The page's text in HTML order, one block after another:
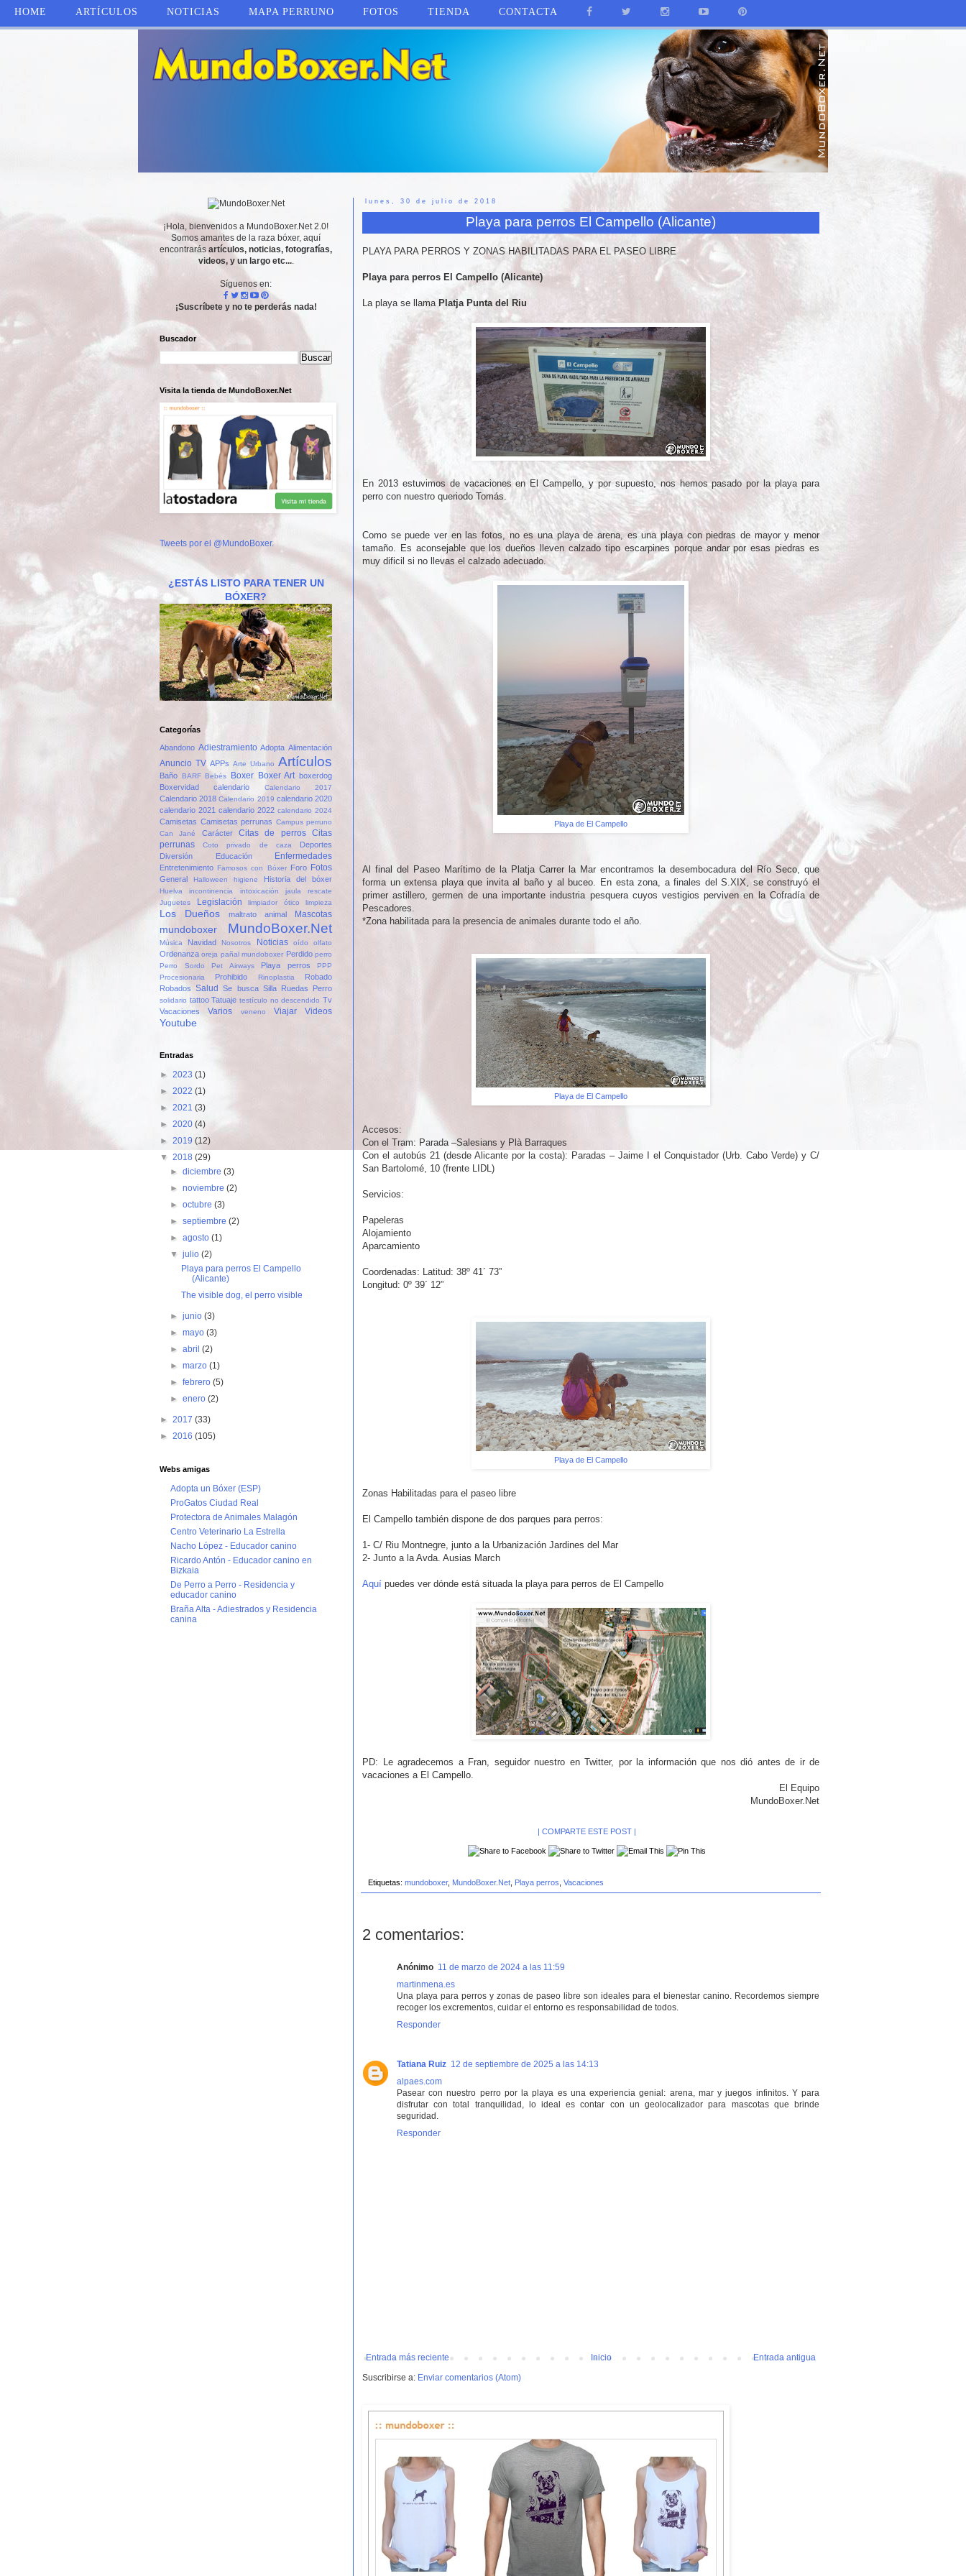
HOME ARTÍCULOS NOTICIAS MAPA PERRUNO FOTOS TIENDA CONTACTA
lunes, 30 de julio de 2018
Playa para perros El Campello (Alicante)
PLAYA PARA PERROS Y ZONAS HABILITADAS PARA EL PASEO LIBRE
Playa para perros El Campello (Alicante)
La playa se llama Platja Punta del Riu
En 2013 estuvimos de vacaciones en El Campello, y por supuesto, nos hemos pasado por la playa para
perro con nuestro queriodo Tomás.
Como se puede ver en las fotos, no es una playa de arena, es una playa con piedras de mayor y menor
tamaño. Es aconsejable que los dueños lleven calzado tipo escarpines porque andar por esas piedras es
muy dificil si no llevas el calzado adecuado.
Playa de El Campello
Al final del Paseo Marítimo de la Platja Carrer la Mar encontramos la desembocadura del Río Seco, que
forma un extensa playa que invita al baño y al buceo. En esta zona, a finales del S.XIX, se construyó el
primer astillero, germen de una importante industria pesquera cuyos vestigios perviven en la Cofradía de
Pescadores.
*Zona habilitada para la presencia de animales durante todo el año.
Playa de El Campello
Accesos:
Con el Tram: Parada –Salesians y Plà Barraques
Con el autobús 21 (desde Alicante por la costa): Paradas – Jaime I el Conquistador (Urb. Cabo Verde) y C/
San Bartolomé, 10 (frente LIDL)
Servicios:
Papeleras
Alojamiento
Aparcamiento
Coordenadas: Latitud: 38º 41´ 73”
Longitud: 0º 39´ 12”
Playa de El Campello
Zonas Habilitadas para el paseo libre
El Campello también dispone de dos parques para perros:
1- C/ Riu Montnegre, junto a la Urbanización Jardines del Mar
2- Junto a la Avda. Ausias March
Aquí puedes ver dónde está situada la playa para perros de El Campello
PD: Le agradecemos a Fran, seguidor nuestro en Twitter, por la información que nos dió antes de ir de
vacaciones a El Campello.
El Equipo
MundoBoxer.Net
| COMPARTE ESTE POST |
Etiquetas: mundoboxer, MundoBoxer.Net Playa perros Vacaciones
2 comentarios:
Anónimo 11 de marzo de 2024 a las 11:59
martinmena.es
Una playa para perros y zonas de paseo libre son ideales para el bienestar canino. Recordemos siempre
recoger los excrementos, cuidar el entorno es responsabilidad de todos.
Responder
Tatiana Ruiz 12 de septiembre de 2025 a las 14:13
alpaes.com
Pasear con nuestro perro por la playa es una experiencia genial: arena, mar y juegos infinitos. Y para
disfrutar con total tranquilidad, lo ideal es contar con un geolocalizador para mascotas que brinde
seguridad.
Responder
Entrada más reciente Entrada antigua
Inicio
Suscribirse a: Enviar comentarios (Atom)
¡Hola, bienvenidos a MundoBoxer.Net 2.0!
Somos amantes de la raza bóxer, aquí
encontrarás artículos, noticias, fotografías,
videos, y un largo etc....
Síguenos en:
¡Suscríbete y no te perderás nada!
Buscador
Visita la tienda de MundoBoxer.Net
Tweets por el @MundoBoxer.
¿ESTÁS LISTO PARA TENER UN
BÓXER?
Categorías
Abandono Adiestramiento Adopta Alimentación
Anuncio TV APPs Arte Urbano Artículos
Baño BARF Bebés Boxer Boxer Art boxerdog
Boxervidad
calendario Calendario 2017
Calendario 2018 Calendario 2019 calendario 2020
calendario 2021 calendario 2022 calendario 2024
Camisetas Camisetas perrunas Campus perruno
Can Jané
Carácter Citas de perros Citas
perrunas
Coto privado de caza
Deportes
Diversión
Educación Enfermedades
Entretenimiento Famosos con Bóxer Foro Fotos
General Halloween higiene Historia del bóxer
Huelva incontinencia intoxicación
jaula rescate
Juguetes
Legislación limpiador ótico limpieza
Los Dueños maltrato animal Mascotas
mundoboxer MundoBoxer.Net
Música Navidad Nosotros Noticias oído olfato
Ordenanza oreja pañal mundoboxer Perdido perro
Perro Sordo
Pet Airways Playa perros
PPP
Procesionaria
Prohibido Rinoplastia
Robado
Robados Salud Se busca Silla Ruedas Perro
solidario tattoo Tatuaje testículo no descendido Tv
Vacaciones
Varios veneno Viajar Videos
Youtube
Entradas
► 2023 (1)
► 2022 (1)
► 2021 (3)
► 2020 (4)
► 2019 (12)
▼ 2018 (29)
►diciembre(3)
►noviembre(2)
►octubre(3)
►septiembre(2)
►agosto(1)
▼julio(2)
Playa para perros El Campello
(Alicante)
The visible dog, el perro visible
►junio(3)
►mayo(3)
►abril(2)
►marzo(1)
►febrero(5)
►enero(2)
► 2017 (33)
► 2016 (105)
Webs amigas
Adopta un Bóxer (ESP)
ProGatos Ciudad Real
Protectora de Animales Malagón
Centro Veterinario La Estrella
Nacho López - Educador canino
Ricardo Antón - Educador canino en
Bizkaia
De Perro a Perro - Residencia y
educador canino
Braña Alta - Adiestrados y Residencia
canina